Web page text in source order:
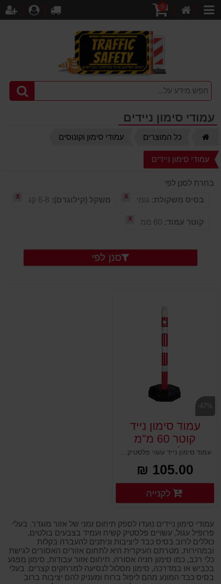
קטגוריות
קניות
0
לקופה
עמודי סימון ניידים
כל המוצרים עמודי סימון וקונוסים
עמודי סימון ניידים
בחרת לסנן לפי
בסיס משקולת: גומי X משקל (קילוגרם): X
קוטר עמוד: X
סנן לפי
-47%
עמוד סימון נייד
קוטר 60 מ"מ
משקולת בסיס גומי
עמוד סימון נייד עשוי פלסטיק קשיח כולל בסיס משקולת גומי. נועד לסמן מפגעים ומכשולים בדרכים, אזורי עבודה, תיקונים ואתרי בניה. מותאם להוספת שילוט וסימון נוסף להכוונה ומידע. מיוצר מפלסטיק קשיח וחסון. נראות גבוהה למרחוק, בעל חור עליון לחיבור שרשורי.
105.00 ₪
פרטים נוספים
לקנייה
עמודי סימון ניידים נועדו לספק תיחום זמני של אזור מוגדר. בעלי
פרופיל עגול, עשויים פלסטיק קשיח ועמיד בצבעים בולטים,
כוללים לרוב בסיס כבד ליציבות וניתנים להעברה בקלות
ובמהירות. מטרתם העיקרית היא לתחום אזורים האסורים לגישת
כלי רכב, כמו סימון חניה אסורה, תיחום אזור עבודות, סימון מפגע
בכביש או במדרכה, סימון מסלול לנסיעה למרחקים קצרים. בעלי
בסיס כבד המונע מהם ליפול ברוח ומעניק להם יציבות ברוב